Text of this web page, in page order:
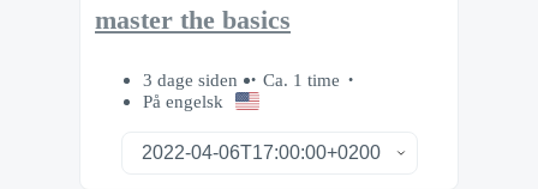
master the basics
3 dage siden
Ca. 1 time
På engelsk